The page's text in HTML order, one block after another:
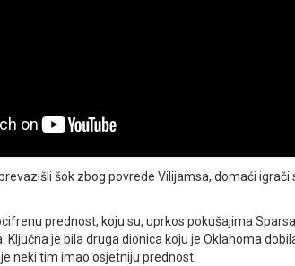
šok zbog povrede Vilijamsa, domaći igrači
prednost, koju su, uprkos pokušajima
Ključna je bila druga dionica koju je Oklahoma
neki tim imao osjetniju prednost.